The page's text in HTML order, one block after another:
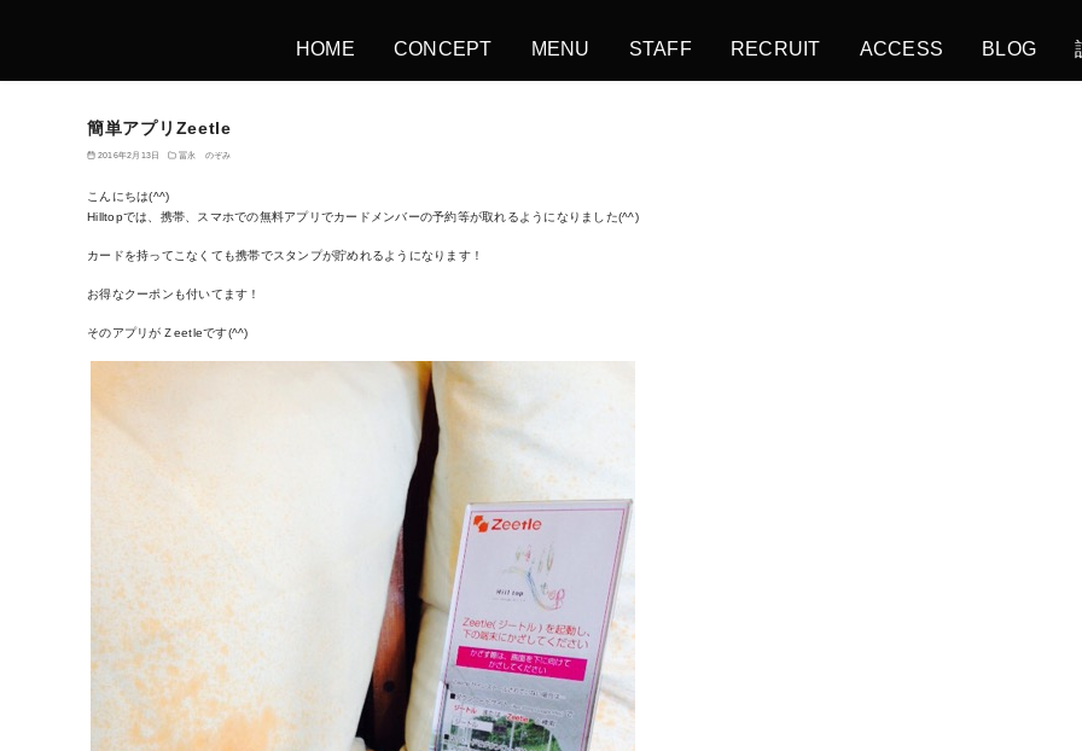
HOME CONCEPT MENU STAFF RECRUIT ACCESS BLOG
簡単アプリZeetle
2016年2月13日 冨永 のぞみ
こんにちは(^^)
Hilltopでは、携帯、スマホでの無料アプリでカードメンバーの予約等が取れるようになりました(^^)
カードを持ってこなくても携帯でスタンプが貯めれるようになります！
お得なクーポンも付いてます！
そのアプリがＺeetleです(^^)